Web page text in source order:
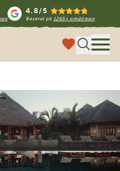
4.8/5
Baserat på 1265+ omdömen
Resort
Resort